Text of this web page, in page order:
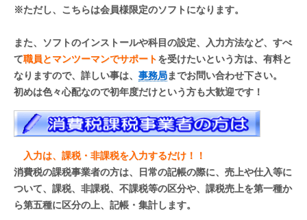
※ただし、こちらは会員様限定のソフトになります。
また、ソフトのインストールや科目の設定、入力方法など、すべ
て職員とマンツーマンでサポートを受けたいという方は、有料と
なりますので、詳しい事は、 事務局までお問い合わせ下さい。
初めは色々心配なので初年度だけという方も大歓迎です！
入力は、課税・非課税を入力するだけ！！
消費税の課税事業者の方は、日常の記帳の際に、売上や仕入等に
ついて、課税、非課税、不課税等の区分や、課税売上を第一種か
ら第五種に区分の上、記帳・集計します。